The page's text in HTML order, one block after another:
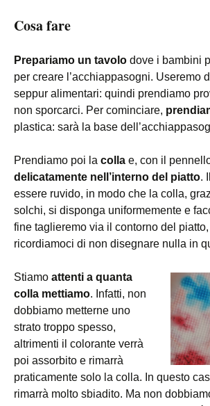
Cosa fare
Prepariamo un tavolo dove i bambini
per creare l’acchiappasogni. Useremo
seppur alimentari: quindi prendiamo
non sporcarci. Per cominciare,
plastica: sarà la base
Prendiamo poi la colla e, con il
delicatamente nell’interno del piatto.
essere ruvido, in modo che la colla,
solchi, si disponga uniformemente e
fine taglieremo via il contorno del
ricordiamoci di non disegnare nulla in
Stiamo attenti a quanta
colla mettiamo. Infatti, non
dobbiamo metterne uno
strato troppo spesso,
altrimenti il colorante verrà
poi assorbito e rimarrà
praticamente solo la colla. In questo
rimarrà molto sbiadito. Ma non